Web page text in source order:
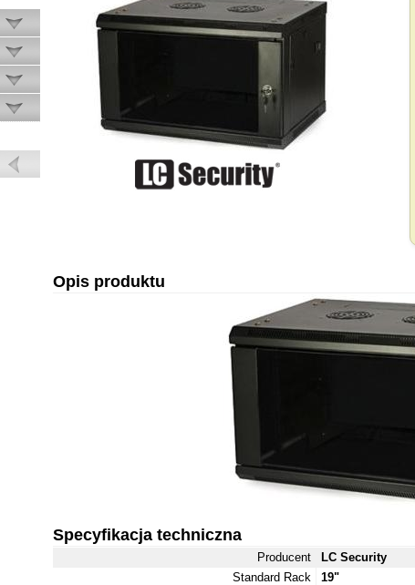
Opis produktu
Specyfikacja techniczna
Producent
LC Security
Standard Rack
19"